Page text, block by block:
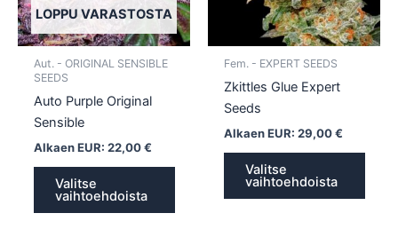
LOPPU VARASTOSTA
Aut. - ORIGINAL SENSIBLE
SEEDS
Auto Purple Original
Sensible
Alkaen EUR: 22,00€
Valitse
vaihtoehdoista
tehdä
valinnat
Fem. - EXPERT SEEDS
Zkittles Glue Expert
Seeds
Alkaen EUR: 29,00€
Valitse
vaihtoehdoista
tehdä